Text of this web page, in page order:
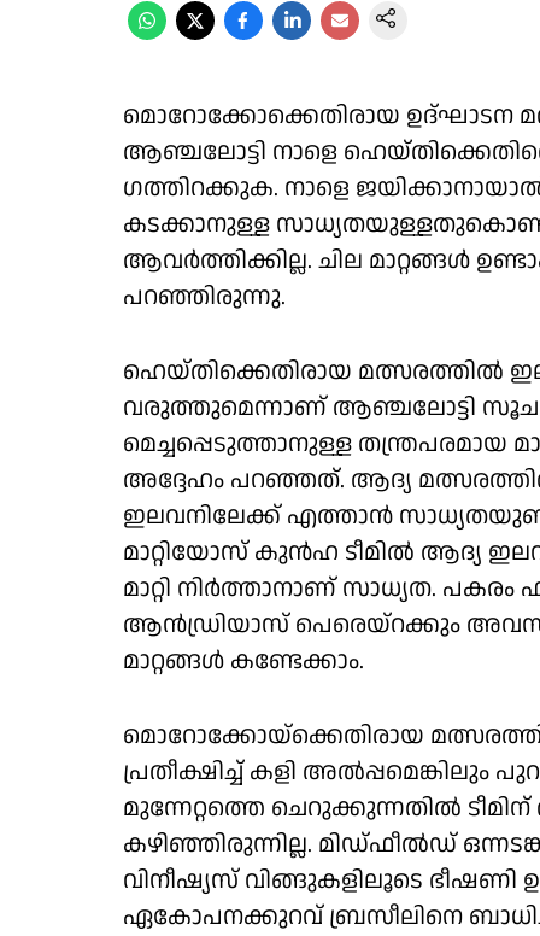
മൊറോക്കോക്കെതിരായ ഉദ്ഘാടന
ആഞ്ചലോട്ടി നാളെ
ഗത്തിറക്കുക. നാളെ ജയിക്കാനായാൽ
കടക്കാനുള്ള
ആവർത്തിക്കില്ല. ചില മാറ്റങ്ങൾ
പറഞ്ഞിരുന്നു.
ഹെയ്തിക്കെതിരായ മത്സരത്തിൽ
വരുത്തുമെന്നാണ് ആഞ്ചലോട്ടി
മെച്ചപ്പെടുത്താനുള്ള തന്ത്രപരമായ
അദ്ദേഹം പറഞ്ഞത്. ആദ്യ
ഇലവനിലേക്ക് എത്താൻ
മാറ്റിയോസ് കുൻഹ ടീമിൽ ആദ്യ
മാറ്റി നിർത്താനാണ് സാധ്യത.
ആൻഡ്രിയാസ് പെരെയ്റക്കും
മാറ്റങ്ങൾ കണ്ടേക്കാം.
മൊറോക്കോയ്‌ക്കെതിരായ
പ്രതീക്ഷിച്ച് കളി അൽപ്പമെങ്കിലും
മുന്നേറ്റത്തെ ചെറുക്കുന്നതിൽ
കഴിഞ്ഞിരുന്നില്ല. മിഡ്ഫീൽഡ്
വിനീഷ്യസ് വിങ്ങുകളിലൂടെ
ഏകോപനക്കുറവ് ബ്രസീലിനെ